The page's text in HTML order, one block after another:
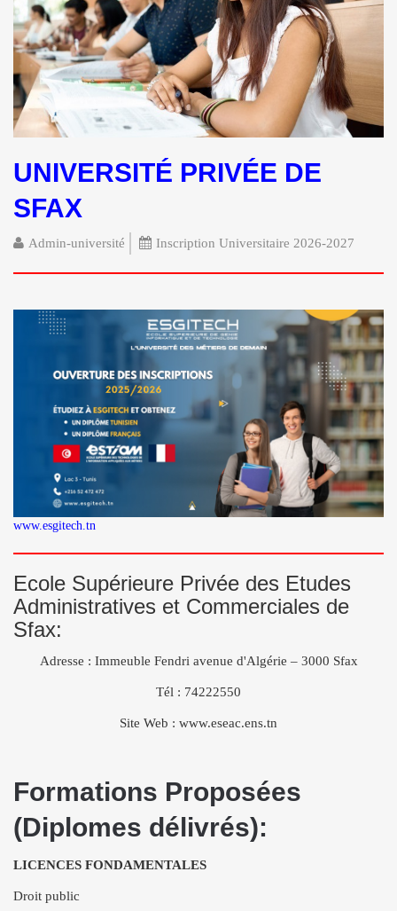
UNIVERSITÉ PRIVÉE DE
SFAX
Admin-université Inscription Universitaire 2026-2027
www.esgitech.tn
Ecole Supérieure Privée des Etudes
Administratives et Commerciales de
Sfax:
Adresse : Immeuble Fendri avenue d'Algérie – 3000 Sfax
Tél : 74222550
Site Web : www.eseac.ens.tn
Formations Proposées
(Diplomes délivrés):
LICENCES FONDAMENTALES
Droit public